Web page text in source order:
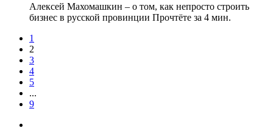
Алексей Махомашкин – о том, как непросто строить
бизнес в русской провинции Прочтёте за 4 мин.
1
2
3
4
5
...
9